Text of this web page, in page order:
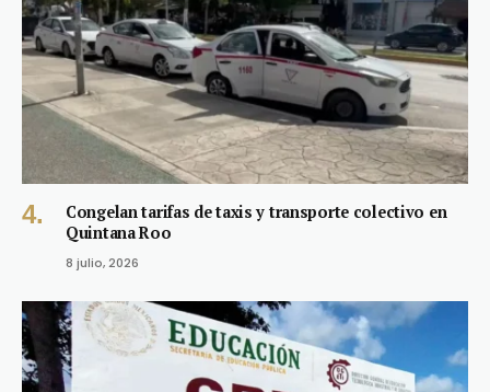
Congelan tarifas de taxis y transporte colectivo en
Quintana Roo
8 julio, 2026